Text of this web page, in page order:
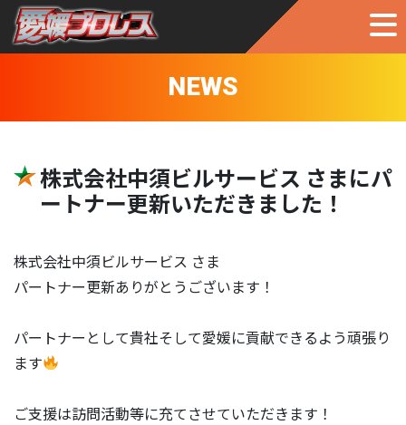
NEWS
株式会社中須ビルサービス さまにパ
ートナー更新いただきました！
株式会社中須ビルサービス さま
パートナー更新ありがとうございます！
パートナーとして貴社そして愛媛に貢献できるよう頑張り
ます
ご支援は訪問活動等に充てさせていただきます！